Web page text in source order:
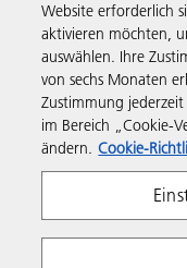
Informationen
Folgen Sie uns
Website erforderlich
aktivieren möchten,
auswählen. Ihre
von sechs Monaten
Zustimmung
im Bereich „Cookie-
ändern. Cookie-